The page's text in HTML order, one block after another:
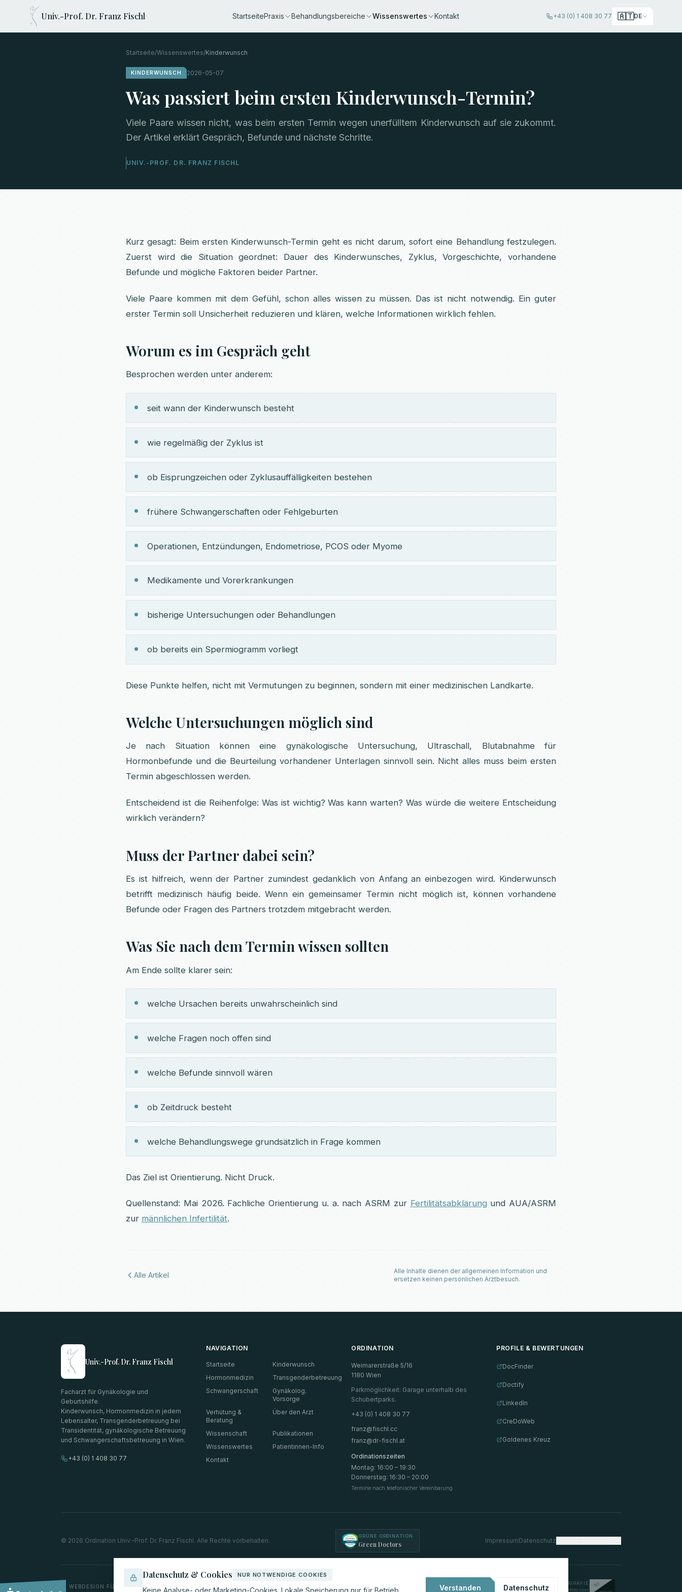
Univ.-Prof. Dr. Franz Fischl StartseitePraxis Behandlungsbereiche Wissenswertes Kontakt +43 (0) 1 408 30 77 🇦🇹DE
Startseite/Wissenswertes/Kinderwunsch
KINDERWUNSCH 2026-05-07
Was passiert beim ersten Kinderwunsch-Termin?
Viele Paare wissen nicht, was beim ersten Termin wegen unerfülltem Kinderwunsch auf sie zukommt.
Der Artikel erklärt Gespräch, Befunde und nächste Schritte.
UNIV.-PROF. DR. FRANZ FISCHL
Kurz gesagt: Beim ersten Kinderwunsch-Termin geht es nicht darum, sofort eine Behandlung festzulegen.
Zuerst wird die Situation geordnet: Dauer des Kinderwunsches, Zyklus, Vorgeschichte, vorhandene
Befunde und mögliche Faktoren beider Partner.
Viele Paare kommen mit dem Gefühl, schon alles wissen zu müssen. Das ist nicht notwendig. Ein guter
erster Termin soll Unsicherheit reduzieren und klären, welche Informationen wirklich fehlen.
Worum es im Gespräch geht
Besprochen werden unter anderem:
seit wann der Kinderwunsch besteht
wie regelmäßig der Zyklus ist
ob Eisprungzeichen oder Zyklusauffälligkeiten bestehen
frühere Schwangerschaften oder Fehlgeburten
Operationen, Entzündungen, Endometriose, PCOS oder Myome
Medikamente und Vorerkrankungen
bisherige Untersuchungen oder Behandlungen
ob bereits ein Spermiogramm vorliegt
Diese Punkte helfen, nicht mit Vermutungen zu beginnen, sondern mit einer medizinischen Landkarte.
Welche Untersuchungen möglich sind
Je nach Situation können eine gynäkologische Untersuchung, Ultraschall, Blutabnahme für
Hormonbefunde und die Beurteilung vorhandener Unterlagen sinnvoll sein. Nicht alles muss beim ersten
Termin abgeschlossen werden.
Entscheidend ist die Reihenfolge: Was ist wichtig? Was kann warten? Was würde die weitere Entscheidung
wirklich verändern?
Muss der Partner dabei sein?
Es ist hilfreich, wenn der Partner zumindest gedanklich von Anfang an einbezogen wird. Kinderwunsch
betrifft medizinisch häufig beide. Wenn ein gemeinsamer Termin nicht möglich ist, können vorhandene
Befunde oder Fragen des Partners trotzdem mitgebracht werden.
Was Sie nach dem Termin wissen sollten
Am Ende sollte klarer sein:
welche Ursachen bereits unwahrscheinlich sind
welche Fragen noch offen sind
welche Befunde sinnvoll wären
ob Zeitdruck besteht
welche Behandlungswege grundsätzlich in Frage kommen
Das Ziel ist Orientierung. Nicht Druck.
Quellenstand: Mai 2026. Fachliche Orientierung u. a. nach ASRM zur Fertilitätsabklärungund AUA/ASRM
zur männlichen Infertilität.
Alle Artikel
Alle Inhalte dienen der allgemeinen Information und
ersetzen keinen persönlichen Arztbesuch.
Univ.-Prof. Dr. Franz Fischl
Facharzt für Gynäkologie und
Geburtshilfe.
Kinderwunsch, Hormonmedizin in jedem
Lebensalter, Transgenderbetreuung bei
Transidentität, gynäkologische Betreuung
und Schwangerschaftsbetreuung in Wien.
+43 (0) 1 408 30 77
NAVIGATION
Startseite
Kinderwunsch
Hormonmedizin
Transgenderbetreuung
Schwangerschaft
Gynäkolog.
Vorsorge
Verhütung &
Beratung
Über den Arzt
Wissenschaft
Publikationen
Wissenswertes
Patientinnen-Info
Kontakt
ORDINATION
Weimarerstraße 5/16
1180 Wien
Parkmöglichkeit: Garage unterhalb des
Schubertparks.
+43 (0) 1 408 30 77
franz@fischl.cc
franz@dr-fischl.at
Ordinationszeiten
Montag: 16:00 – 19:30
Donnerstag: 16:30 – 20:00
Termine nach telefonischer Vereinbarung
PROFILE & BEWERTUNGEN
DocFinder
Doctify
LinkedIn
CreDoWeb
Goldenes Kreuz
© 2026 Ordination Univ.-Prof. Dr. Franz Fischl. Alle Rechte vorbehalten.
GRÜNE ORDINATION
Green Doctors ImpressumDatenschutz
WEBDESIGN FÜR ÄRZTE
© PORTRAITFOTOGRAFIE
estellefoto.com
Datenschutz & Cookies NUR NOTWENDIGE COOKIES
Keine Analyse- oder Marketing-Cookies. Lokale Speicherung nur für Betrieb, Verstanden Datenschutz